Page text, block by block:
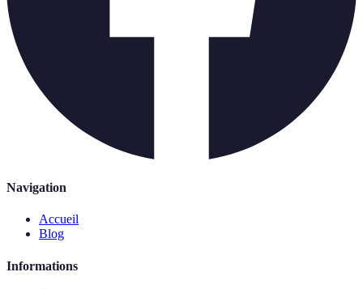
Navigation
Accueil
Blog
Informations